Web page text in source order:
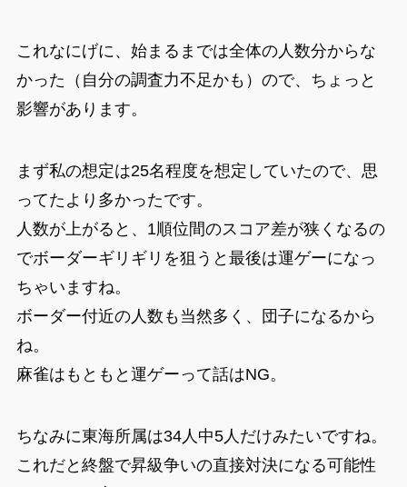
これなにげに、始まるまでは全体の人数分からな
かった（自分の調査力不足かも）ので、ちょっと
影響があります。
まず私の想定は25名程度を想定していたので、思
ってたより多かったです。
人数が上がると、1順位間のスコア差が狭くなるの
でボーダーギリギリを狙うと最後は運ゲーになっ
ちゃいますね。
ボーダー付近の人数も当然多く、団子になるから
ね。
麻雀はもともと運ゲーって話はNG。
ちなみに東海所属は34人中5人だけみたいですね。
これだと終盤で昇級争いの直接対決になる可能性